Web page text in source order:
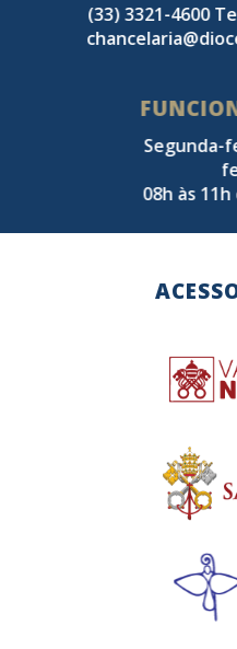
(33) 3321-4600
Segunda-
08h às